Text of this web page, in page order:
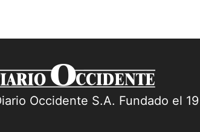
Occidente S.A. Fundado el